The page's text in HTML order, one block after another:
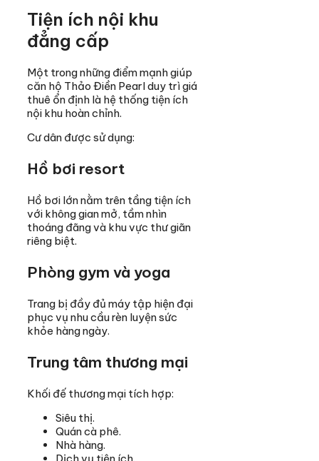
Tiện ích nội khu
đẳng cấp
Một trong những điểm mạnh giúp
căn hộ Thảo Điền Pearl duy trì giá
thuê ổn định là hệ thống tiện ích
nội khu hoàn chỉnh.
Cư dân được sử dụng:
Hồ bơi resort
Hồ bơi lớn nằm trên tầng tiện ích
với không gian mở, tầm nhìn
thoáng đãng và khu vực thư giãn
riêng biệt.
Phòng gym và yoga
Trang bị đầy đủ máy tập hiện đại
phục vụ nhu cầu rèn luyện sức
khỏe hàng ngày.
Trung tâm thương mại
Khối đế thương mại tích hợp:
Siêu thị.
Quán cà phê.
Nhà hàng.